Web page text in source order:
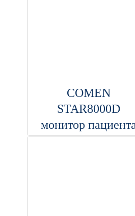
COMEN
STAR8000D
монитор пациента